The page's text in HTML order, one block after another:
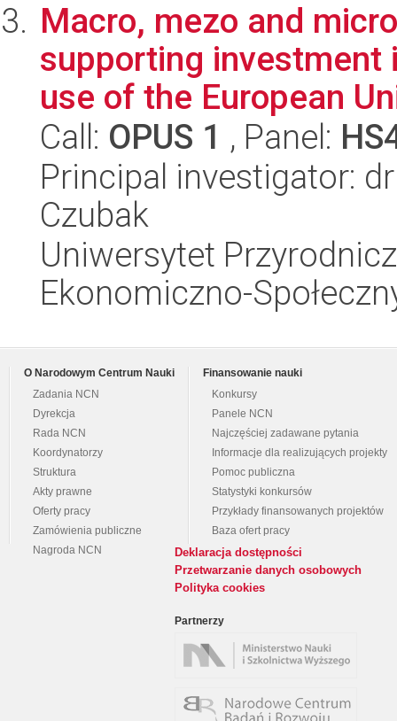
Macro, mezo and
supporting investment
use of the European
Call: OPUS 1 , Panel:
Principal investigator:
Czubak
Uniwersytet
Ekonomiczno-
O Narodowym Centrum Nauki
Zadania NCN
Dyrekcja
Rada NCN
Koordynatorzy
Struktura
Akty prawne
Oferty pracy
Zamówienia publiczne
Nagroda NCN
Finansowanie nauki
Konkursy
Panele NCN
Najczęściej zadawane pytania
Informacje dla realizujących projekty
Pomoc publiczna
Statystyki konkursów
Przykłady finansowanych projektów
Baza ofert pracy
Deklaracja dostępności
Przetwarzanie danych osobowych
Polityka cookies
Partnerzy